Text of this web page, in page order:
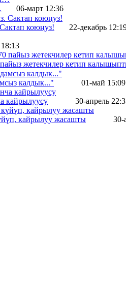
06-март 12:36
коюңуз! 22-декабрь
жетекчилер кетип
калдык..." 01-май 15:09
кайрылуусу 30-апрель
кайрылуу жасашты 30-